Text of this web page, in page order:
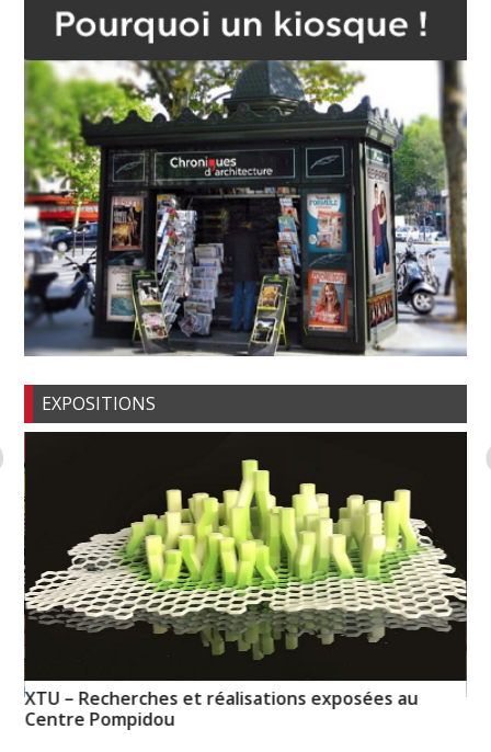
EXPOSITIONS
XTU – Recherches et réalisations exposées au
Centre Pompidou